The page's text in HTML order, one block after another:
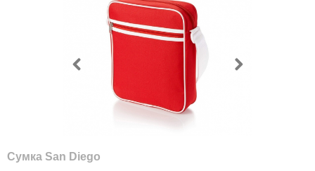
Сумка San Diego